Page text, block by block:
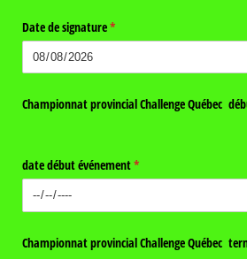
Date de signature*
(requis)
Championnat provincial Challenge Québec
date début événement*
(requis)
Championnat provincial Challenge Québec